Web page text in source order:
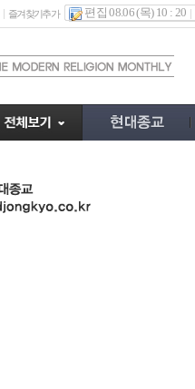
즐겨찾기추가 편집 08.06 (목) 10 : 20